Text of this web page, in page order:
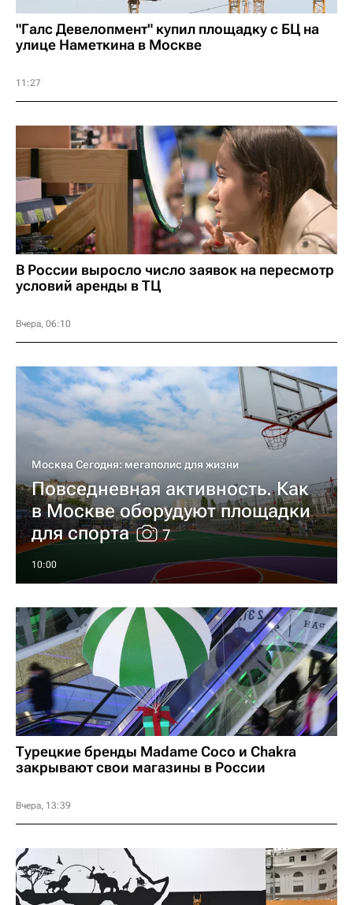
"Галс Девелопмент" купил площадку с БЦ на
улице Наметкина в Москве
11:27
В России выросло число заявок на пересмотр
условий аренды в ТЦ
Вчера, 06:10
Москва Сегодня: мегаполис для жизни
Повседневная активность. Как
в Москве оборудуют площадки
для спорта
7
10:00
Турецкие бренды Madame Coco и Chakra
закрывают свои магазины в России
Вчера, 13:39